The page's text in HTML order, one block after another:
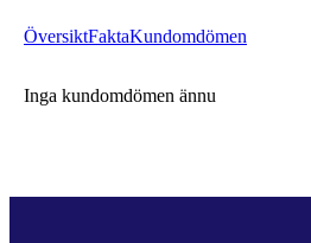
ÖversiktFaktaKundomdömen
Inga kundomdömen ännu